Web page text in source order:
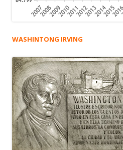
WASHINTONG IRVING